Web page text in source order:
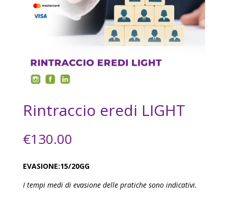
Rintraccio eredi LIGHT
€130.00
EVASIONE:15/20GG
I tempi medi di evasione delle pratiche sono indicativi.